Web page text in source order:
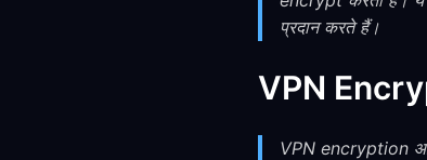
प्रदान करते हैं।
VPN
VPN encryption